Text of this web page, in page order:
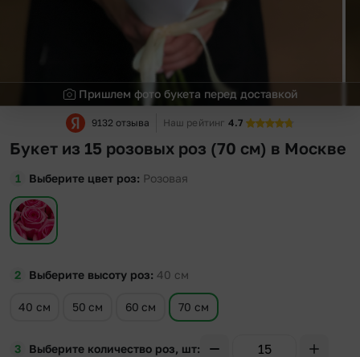
Пришлем фото букета перед доставкой
9132 отзыва Наш рейтинг 4.7
Букет из 15 розовых роз (70 см) в Москве
Выберите цвет роз Розовая
Выберите высоту роз 40 см
40 см 50 см 60 см 70 см
Выберите количество роз, шт